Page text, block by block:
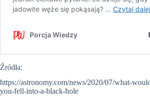
Źródła:
https://astronomy.com/news/2020/07/what-
you-fell-into-a-black-hole